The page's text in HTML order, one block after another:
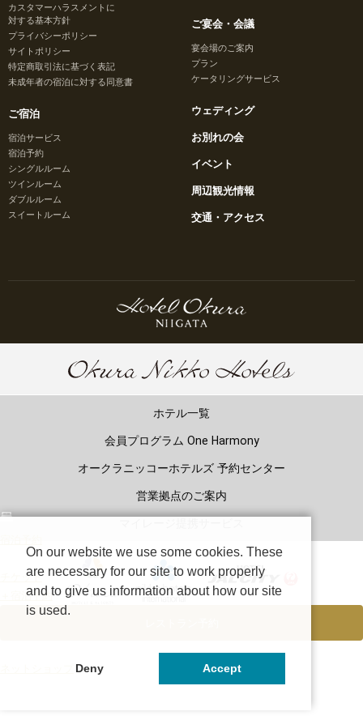
カスタマーハラスメントに
対する基本方針
プライバシーポリシー
サイトポリシー
特定商取引法に基づく表記
未成年者の宿泊に対する同意書
ご宿泊
宿泊サービス
宿泊予約
シングルルーム
ツインルーム
ダブルルーム
スイートルーム
ご宴会・会議
宴会場のご案内
プラン
ケータリングサービス
ウェディング
お別れの会
イベント
周辺観光情報
交通・アクセス
ホテル一覧
会員プログラム One Harmony
オークラニッコーホテルズ 予約センター
営業拠点のご案内
チケット
＋宿泊予約
On our website we use some cookies. These
are necessary for our site to work properly
and to give us information about how our site
is used.
Deny Accept